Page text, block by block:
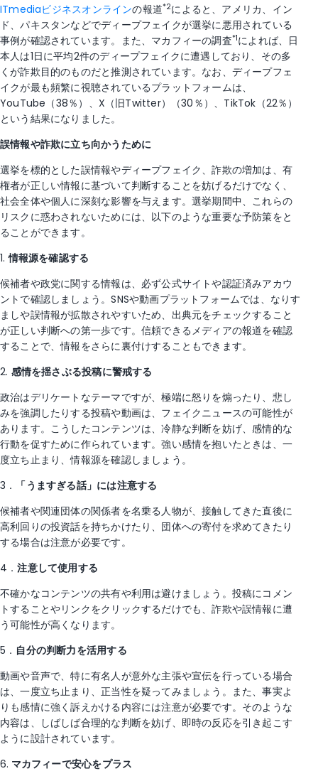
ITmediaビジネスオンラインの報道*2によると、アメリカ、イン
ド、パキスタンなどでディープフェイクが選挙に悪用されている
事例が確認されています。また、マカフィーの調査*1によれば、日
本人は1日に平均2件のディープフェイクに遭遇しており、その多
くが詐欺目的のものだと推測されています。なお、ディープフェ
イクが最も頻繁に視聴されているプラットフォームは、
YouTube（38％）、X（旧Twitter）（30％）、TikTok（22％）
という結果になりました。
誤情報や詐欺に立ち向かうために
選挙を標的とした誤情報やディープフェイク、詐欺の増加は、有
権者が正しい情報に基づいて判断することを妨げるだけでなく、
社会全体や個人に深刻な影響を与えます。選挙期間中、これらの
リスクに惑わされないためには、以下のような重要な予防策をと
ることができます。
1.情報源を確認する
候補者や政党に関する情報は、必ず公式サイトや認証済みアカウ
ントで確認しましょう。SNSや動画プラットフォームでは、なりす
ましや誤情報が拡散されやすいため、出典元をチェックすること
が正しい判断への第一歩です。信頼できるメディアの報道を確認
することで、情報をさらに裏付けすることもできます。
2. 感情を揺さぶる投稿に警戒する
政治はデリケートなテーマですが、極端に怒りを煽ったり、悲し
みを強調したりする投稿や動画は、フェイクニュースの可能性が
あります。こうしたコンテンツは、冷静な判断を妨げ、感情的な
行動を促すために作られています。強い感情を抱いたときは、一
度立ち止まり、情報源を確認しましょう。
3．
「うますぎる話」には注意する
候補者や関連団体の関係者を名乗る人物が、接触してきた直後に
高利回りの投資話を持ちかけたり、団体への寄付を求めてきたり
する場合は注意が必要です。
4．注意して使用する
不確かなコンテンツの共有や利用は避けましょう。投稿にコメン
トすることやリンクをクリックするだけでも、詐欺や誤情報に遭
う可能性が高くなります。
5． 自分の判断力を活用する
動画や音声で、特に有名人が意外な主張や宣伝を行っている場合
は、一度立ち止まり、正当性を疑ってみましょう。また、事実よ
りも感情に強く訴えかける内容には注意が必要です。そのような
内容は、しばしば合理的な判断を妨げ、即時の反応を引き起こす
ように設計されています。
6. マカフィーで安心をプラス